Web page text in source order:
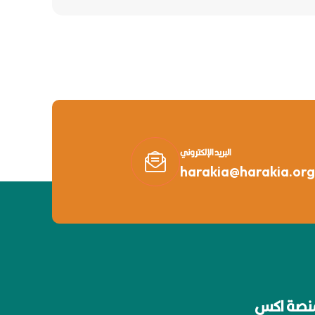
البريد الإلكتروني
اكس